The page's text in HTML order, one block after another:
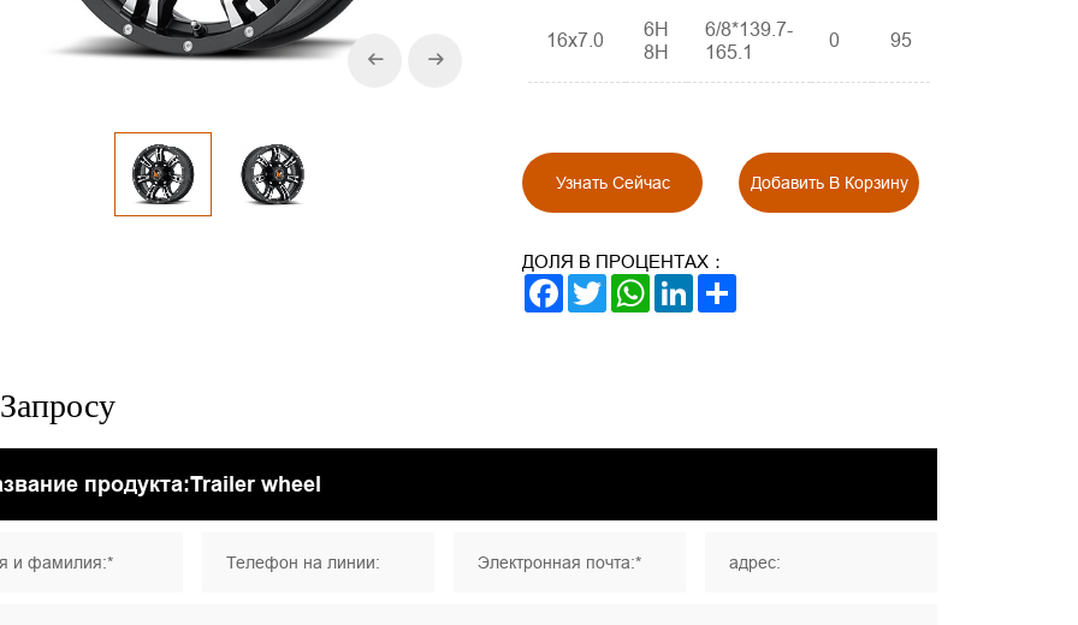
16x7.0
6H
8H
6/8*139.7-
165.1
0 95
Узнать Сейчас Добавить В Корзину
ДОЛЯ В ПРОЦЕНТАХ：
FACEBOOK
TWITTERWHATSAPP
LINKEDIN
и фамилия:* Телефон на линии: Электронная почта:* адрес: